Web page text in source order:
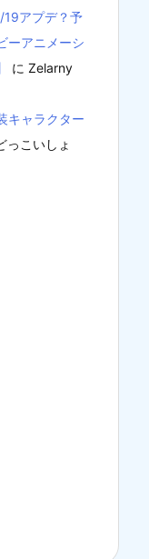
アプデ？予
ーアニメーシ
に Zelarny
キャラクター
っこいしょ